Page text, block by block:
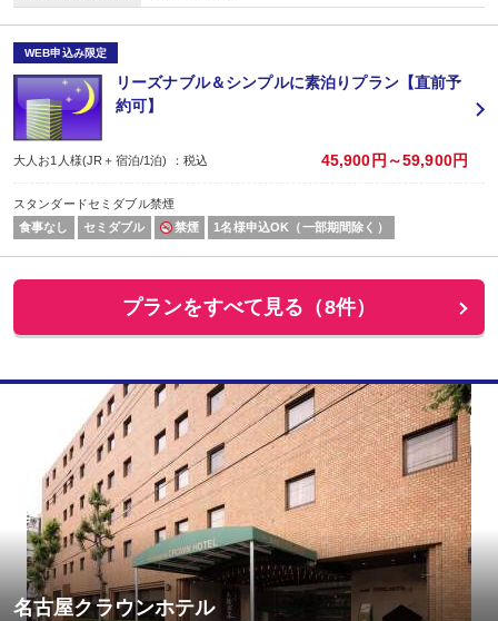
WEB申込み限定
リーズナブル＆シンプルに素泊りプラン【直前予
約可】
大人お1人様(JR＋宿泊/1泊) ：税込 45,900円～59,900円
スタンダードセミダブル禁煙
食事なし
セミダブル 禁煙 1名様申込OK（一部期間除く）
プランをすべて見る（8件）
名古屋クラウンホテル